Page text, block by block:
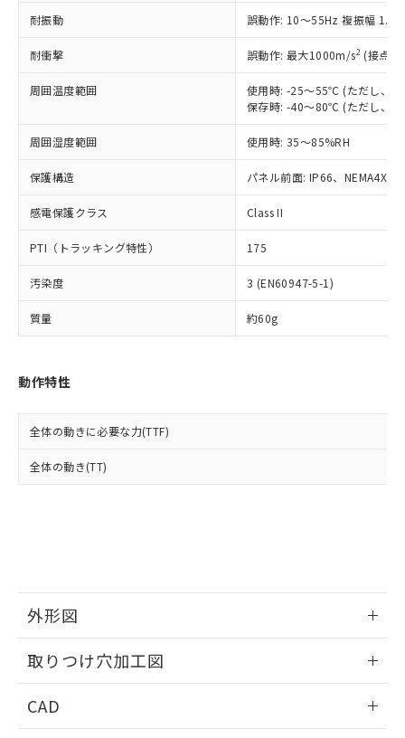
耐振動 誤動作: 10～55Hz 複振幅
耐衝撃 誤動作: 最大1000m/s2 (接点
周囲温度範囲
使用時: -25～55℃ (ただし、氷
保存時: -40～80℃ (ただし、氷
周囲湿度範囲 使用時: 35～85%RH
保護構造 パネル前面: IP66、NEMA4X,
感電保護クラス Class II
PTI（トラッキング特性） 175
汚染度 3 (EN60947-5-1)
質量 約60g
動作特性
全体の動きに必要な力(TTF)
全体の動き(TT)
外形図
取りつけ穴加工図
CAD
記載している更新日時点での社内デー
タに基づき作成されるものであり、閲
覧された時点での実際の在庫および標
準価格とは異なる場合があることをご
正式な納期状況および標準価格はお客
様のお取引先、またはお客様担当のオ
ムロン制御機器販売店・当社販売員に
オムロン制御機器販売店や当社販売拠
販売ネットワーク
」をご確認
ください。
在庫状況および標準価格結果を当社の
事前の承諾なく第三者に漏洩または開
示しないようお願いします。
マイパーツ機能（部品リスト作成サー
ビス）をご利用いただくには、I-Web
メンバーズにご登録されている必要が
および当社の共同利用者が、当社の製
品・サービスに関するお客様との取
をご了承ください。
※当社の共同利用者とは、"個人情報
鉛(Pb) 1000ppm以下、 水銀(Hg) 1000ppm以下、 カド
六価クロム(Cr(Ⅵ)) 1000ppm以下、ポリ臭化ビフェニル
類(PBB) 1000ppm以下、ポリ臭化ジフェニルエーテル類
(PBDE) 1000ppm以下、フタル酸ビス(2-エチルヘキシ
ル) (DEHP)(別名：DOP) 1000ppm以下、フタル酸ブチ
ルベンジル（BBP） 1000ppm以下、フタル酸ジブチル
（DBP） 1000ppm以下、フタル酸ジイソブチル
(DIBP) 1000ppm以下
但し、RoHS指令で産業用監視および制御機器に対する
適用除外項目は除く。
フタル酸エステル類の４物質については閾値を超える意
図的な使用がないことを確認しています。
※2 対応予定月
部品在庫の切り替え状況などにより、予定
月が前後することがあります。
下記の非含有証明書をダウンロードするこ
とができます。
EU RoHS指令（10物質）の非含有証明書
物質の対応では、対応完了までの期間は出
荷製品に未対応品が混在することから備考
既に当社にて対応品への在庫切替を完了
していることから、特段のことがない限
り、2022年1月12日より割愛しておりま
*中国RoHS10物質の基準値 (GB/T26572)：
Pb(鉛) :1000ppm、 Hg(水銀) : 1000ppm、 Cd(カドミウ
Cr(Ⅵ)(六価クロム) : 1000ppm、 PBBs(ポリ臭化ビフェ
ニル類) : 1000ppm、 PBDEs(ポリ臭化ジフェニルエーテ
ル) : 1000ppm、
DEHP(フタル酸ビス(2-エチルヘキシル)) : 1000ppm
※2 環境保護使用期限
「ｅ」：有害物質（10物質）のすべてが基
準値以下であることを示します。
「10」：通常の使用状況下において有害物
質が外部に漏えいし、環境に深刻な影響を
及ぼさない年数を意味します。
（以下｢規制貨物等」という）を輸出
または国外への提供する場合は、日本
国政府の輸出許可(または役務取引許
可)を取得するなどの必要な手続きを
当社は規制貨物を破棄する場合は、完
全に破砕するなど、違法に輸出されな
いよう必要な手段を講じます。
当社は貴社製品を、核兵器、ミサイ
ル、化学兵器、生物兵器またはその他
武器並びにこれらの製造装置等に一切
使用いたしません。
当社は、貴社製品を第三者に販売する
場合は、上記1、2および3の内容を当
該第三者に通知します。また当社は、
販売先および販売に係わる関係者が違
法に輸出するおそれがある場合は、取
り引きをいたしません。
○ 一定数以上の在庫あり
△ 一定数には満たないが在庫あり
在庫なし(最新の在庫状況につ
いては、お客様のお取引先、ま
たはお客様担当のオムロン制御
機器販売店・当社販売員にご確
認ください)
受注生産機種、また在庫状況の
情報を公開していない機種